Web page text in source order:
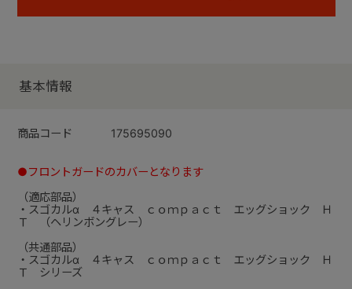
基本情報
商品コード 175695090
●フロントガードのカバーとなります
（適応部品）
・スゴカルα ４キャス ｃｏｍｐａｃｔ エッグショック Ｈ
Ｔ （ヘリンボングレー）
（共通部品）
・スゴカルα ４キャス ｃｏｍｐａｃｔ エッグショック Ｈ
Ｔ シリーズ